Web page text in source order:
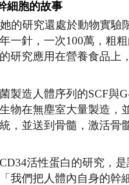
細胞的故事
的研究還處於動物實驗
一針，一次100萬，粗
研究應用在營養食品上
製造人體序列的SCF與
物在無塵室大量製造，
，並送到骨髓，激活骨
活性蛋白的研究，
我們把人體內自身的幹